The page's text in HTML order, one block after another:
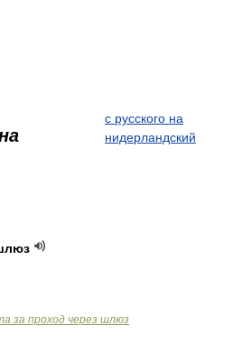
с русского на
нидерландский
за проход через шлюз